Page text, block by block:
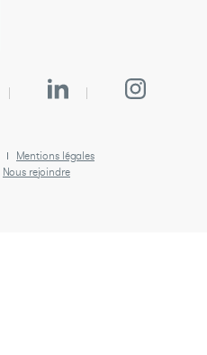
Mentions légales
Nous rejoindre